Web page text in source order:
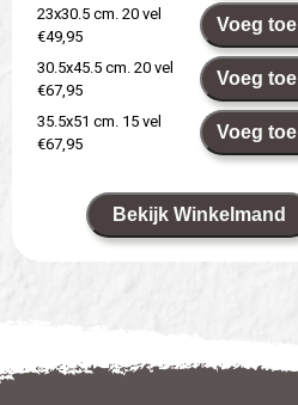
23x30.5 cm. 20 vel
€49,95
Voeg toe
30.5x45.5 cm. 20 vel
€67,95
Voeg toe
35.5x51 cm. 15 vel
€67,95
Voeg toe
Bekijk Winkelmand